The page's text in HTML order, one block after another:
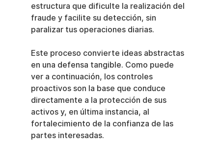
estructura que dificulte la realización del
fraude y facilite su detección, sin
paralizar tus operaciones diarias.
Este proceso convierte ideas abstractas
en una defensa tangible. Como puede
ver a continuación, los controles
proactivos son la base que conduce
directamente a la protección de sus
activos y, en última instancia, al
fortalecimiento de la confianza de las
partes interesadas.